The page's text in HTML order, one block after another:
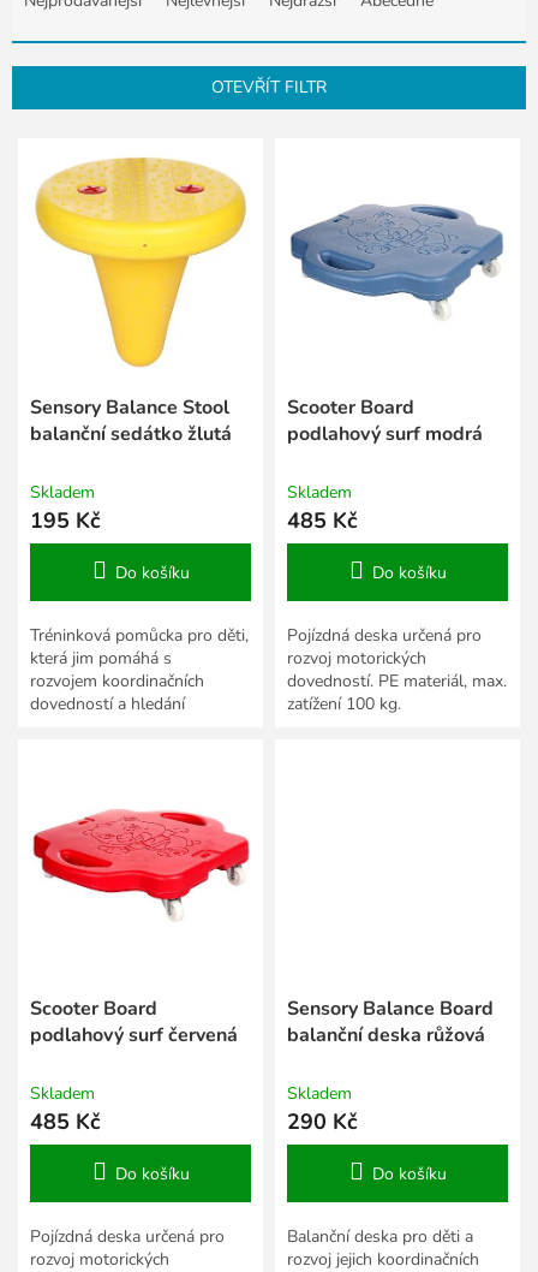
e
n
í
OTEVŘÍT FILTR
Sensory Balance Stool
balanční sedátko žlutá
Skladem
195 Kč
Do košíku
Tréninková pomůcka pro děti,
která jim pomáhá s
rozvojem koordinačních
dovedností a hledání
Scooter Board
podlahový surf modrá
Skladem
485 Kč
Do košíku
Pojízdná deska určená pro
rozvoj motorických
dovedností. PE materiál, max.
zatížení 100 kg.
Scooter Board
podlahový surf červená
Skladem
485 Kč
Do košíku
Pojízdná deska určená pro
rozvoj motorických
Sensory Balance Board
balanční deska růžová
Skladem
290 Kč
Do košíku
Balanční deska pro děti a
rozvoj jejich koordinačních